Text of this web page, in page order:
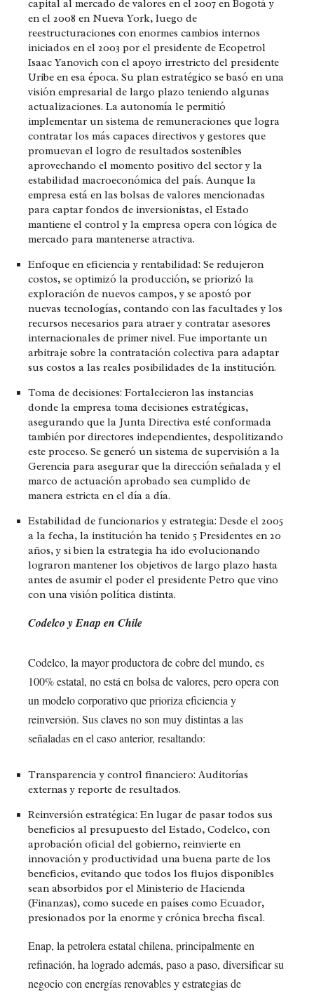
capital al mercado de valores en el 2007 en Bogotá y
en el 2008 en Nueva York, luego de
reestructuraciones con enormes cambios internos
iniciados en el 2003 por el presidente de Ecopetrol
Isaac Yanovich con el apoyo irrestricto del presidente
Uribe en esa época. Su plan estratégico se basó en una
visión empresarial de largo plazo teniendo algunas
actualizaciones. La autonomía le permitió
implementar un sistema de remuneraciones que logra
contratar los más capaces directivos y gestores que
promuevan el logro de resultados sostenibles
aprovechando el momento positivo del sector y la
estabilidad macroeconómica del país. Aunque la
empresa está en las bolsas de valores mencionadas
para captar fondos de inversionistas, el Estado
mantiene el control y la empresa opera con lógica de
mercado para mantenerse atractiva.
Enfoque en eficiencia y rentabilidad: Se redujeron
costos, se optimizó la producción, se priorizó la
exploración de nuevos campos, y se apostó por
nuevas tecnologías, contando con las facultades y los
recursos necesarios para atraer y contratar asesores
internacionales de primer nivel. Fue importante un
arbitraje sobre la contratación colectiva para adaptar
sus costos a las reales posibilidades de la institución.
Toma de decisiones: Fortalecieron las instancias
donde la empresa toma decisiones estratégicas,
asegurando que la Junta Directiva esté conformada
también por directores independientes, despolitizando
este proceso. Se generó un sistema de supervisión a la
Gerencia para asegurar que la dirección señalada y el
marco de actuación aprobado sea cumplido de
manera estricta en el día a día.
Estabilidad de funcionarios y estrategia: Desde el 2005
a la fecha, la institución ha tenido 5 Presidentes en 20
años, y si bien la estrategia ha ido evolucionando
lograron mantener los objetivos de largo plazo hasta
antes de asumir el poder el presidente Petro que vino
con una visión política distinta.
Codelco y Enap en Chile
Codelco, la mayor productora de cobre del mundo, es
100% estatal, no está en bolsa de valores, pero opera con
un modelo corporativo que prioriza eficiencia y
reinversión. Sus claves no son muy distintas a las
señaladas en el caso anterior, resaltando:
Transparencia y control financiero: Auditorías
externas y reporte de resultados.
Reinversión estratégica: En lugar de pasar todos sus
beneficios al presupuesto del Estado, Codelco, con
aprobación oficial del gobierno, reinvierte en
innovación y productividad una buena parte de los
beneficios, evitando que todos los flujos disponibles
sean absorbidos por el Ministerio de Hacienda
(Finanzas), como sucede en países como Ecuador,
presionados por la enorme y crónica brecha fiscal.
Enap, la petrolera estatal chilena, principalmente en
refinación, ha logrado además, paso a paso, diversificar su
negocio con energías renovables y estrategias de